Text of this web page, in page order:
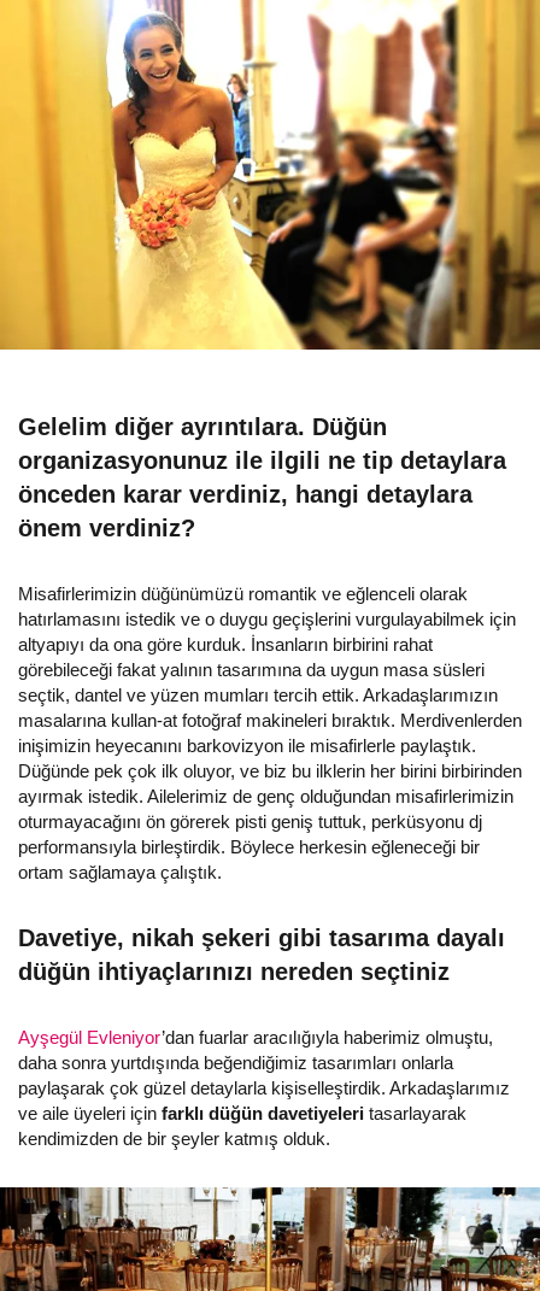
Gelelim diğer ayrıntılara. Düğün
organizasyonunuz ile ilgili ne tip detaylara
önceden karar verdiniz, hangi detaylara
önem verdiniz?
Misafirlerimizin düğünümüzü romantik ve eğlenceli olarak
hatırlamasını istedik ve o duygu geçişlerini vurgulayabilmek için
altyapıyı da ona göre kurduk. İnsanların birbirini rahat
görebileceği fakat yalının tasarımına da uygun masa süsleri
seçtik, dantel ve yüzen mumları tercih ettik. Arkadaşlarımızın
masalarına kullan-at fotoğraf makineleri bıraktık. Merdivenlerden
inişimizin heyecanını barkovizyon ile misafirlerle paylaştık.
Düğünde pek çok ilk oluyor, ve biz bu ilklerin her birini birbirinden
ayırmak istedik. Ailelerimiz de genç olduğundan misafirlerimizin
oturmayacağını ön görerek pisti geniş tuttuk, perküsyonu dj
performansıyla birleştirdik. Böylece herkesin eğleneceği bir
ortam sağlamaya çalıştık.
Davetiye, nikah şekeri gibi tasarıma dayalı
düğün ihtiyaçlarınızı nereden seçtiniz
Ayşegül Evleniyor’dan fuarlar aracılığıyla haberimiz olmuştu,
daha sonra yurtdışında beğendiğimiz tasarımları onlarla
paylaşarak çok güzel detaylarla kişiselleştirdik. Arkadaşlarımız
ve aile üyeleri için farklı düğün davetiyeleri tasarlayarak
kendimizden de bir şeyler katmış olduk.